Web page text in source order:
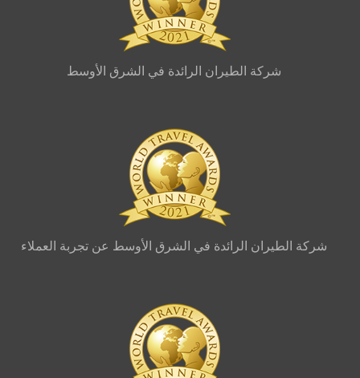
شركة الطيران الرائدة في الشرق الأوسط
شركة الطيران الرائدة في الشرق الأوسط عن تجربة العملاء